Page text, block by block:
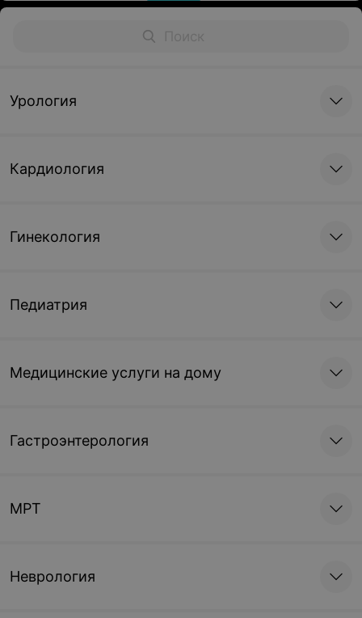
Урология
Кардиология
Гинекология
Педиатрия
Медицинские услуги на дому
Гастроэнтерология
МРТ
Неврология